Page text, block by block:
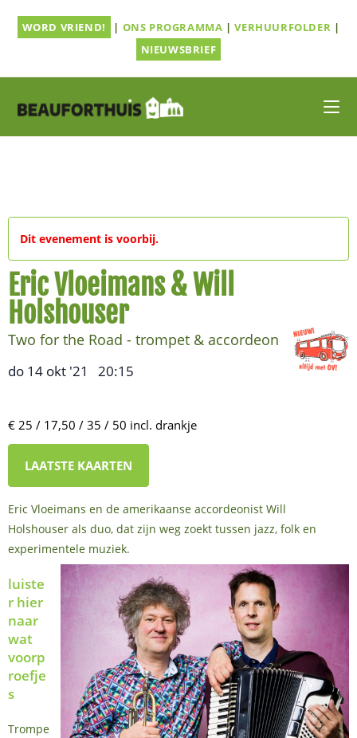
naarWORD VRIEND! | ONS PROGRAMMA |VERHUURFOLDER |
NIEUWSBRIEF
Dit evenement is voorbij.
Eric Vloeimans & Will
Holshouser
Two for the Road - trompet & accordeon
do 14 okt '21 20:15
€ 25 / 17,50 / 35 / 50 incl. drankje
LAATSTE KAARTEN
Eric Vloeimans en de amerikaanse accordeonist Will
Holshouser als duo, dat zijn weg zoekt tussen jazz, folk en
experimentele muziek.
luiste
r hier
naar
wat
voorp
roefje
s
Trompe